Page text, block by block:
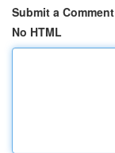
Submit a Comment
No HTML